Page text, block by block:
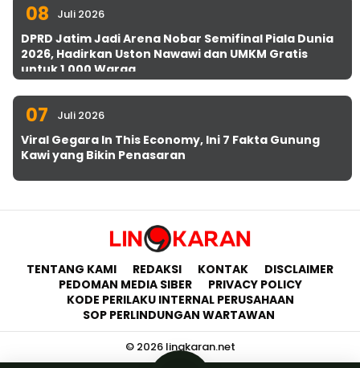
08 Juli 2026
DPRD Jatim Jadi Arena Nobar Semifinal Piala Dunia
2026, Hadirkan Uston Nawawi dan UMKM Gratis
untuk 1.000 Warga
07 Juli 2026
Viral Gegara In This Economy, Ini 7 Fakta Gunung
Kawi yang Bikin Penasaran
TENTANG KAMI REDAKSI KONTAK
DISCLAIMER
PEDOMAN MEDIA SIBER
PRIVACY POLICY
KODE PERILAKU INTERNAL PERUSAHAAN
SOP PERLINDUNGAN WARTAWAN
© 2026 lingkaran.net